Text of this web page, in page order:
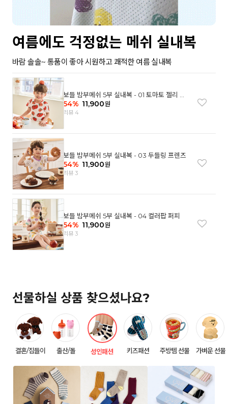
여름에도 걱정없는 메쉬 실내복
바람 솔솔~ 통품이 좋아 시원하고 쾌적한 여름 실내복
보들 밤부메쉬 5부 실내복 - 01 토마토 젤리 베
어
54% 11,900원
리뷰 4
보들 밤부메쉬 5부 실내복 - 03 두들링 프렌즈
54% 11,900원
리뷰 3
보들 밤부메쉬 5부 실내복 - 04 컬러팝 퍼피
54% 11,900원
리뷰 3
선물하실 상품 찾으셨나요?
결혼/집들이 출산/돌 성인패션 키즈패션 주방템 선물 가벼운 선물